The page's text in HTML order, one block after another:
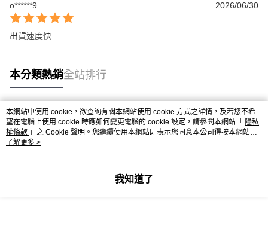
o******9
2026/06/30
出貨速度快
本分類熱銷全站排行
熱門標籤
本網站中使用 cookie，欲查詢有關本網站使用 cookie 方式之詳情，及若您不希
望在電腦上使用 cookie 時應如何變更電腦的 cookie 設定，請參閱本網站「 隱私
權條款 」之 Cookie 聲明。您繼續使用本網站即表示您同意本公司得按本網站使
用條款之 Cookie 聲明使用 cookie。
了解更多 >
我知道了